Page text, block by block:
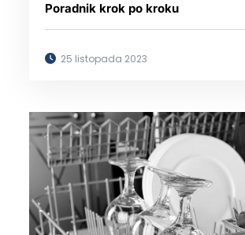
Poradnik krok po kroku
25 listopada 2023